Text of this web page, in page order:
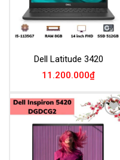
Dell Latitude 3420
11.200.000₫
Add to
Wishlist